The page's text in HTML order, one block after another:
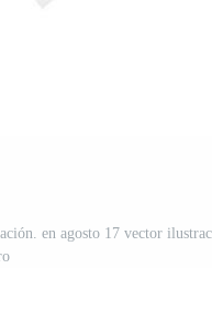
en agosto 17 vector